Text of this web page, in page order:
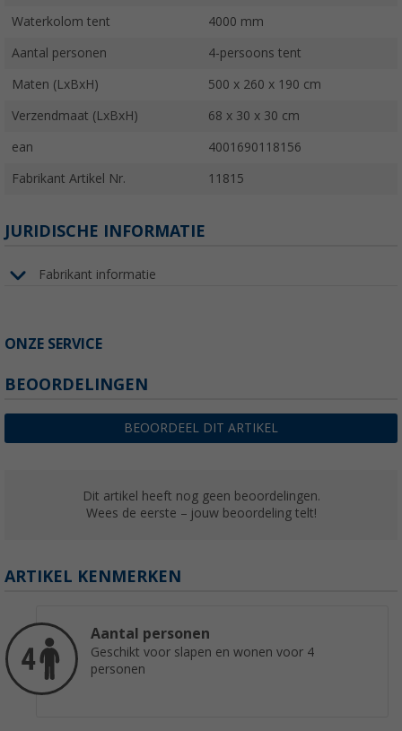
Waterkolom tent 4000 mm
Aantal personen 4-persoons tent
Maten (LxBxH) 500 x 260 x 190 cm
Verzendmaat (LxBxH) 68 x 30 x 30 cm
ean 4001690118156
Fabrikant Artikel Nr. 11815
JURIDISCHE INFORMATIE
Fabrikant informatie
ONZE SERVICE
BEOORDELINGEN
BEOORDEEL DIT ARTIKEL
Dit artikel heeft nog geen beoordelingen.
Wees de eerste – jouw beoordeling telt!
ARTIKEL KENMERKEN
Aantal personen
Geschikt voor slapen en wonen voor 4
personen